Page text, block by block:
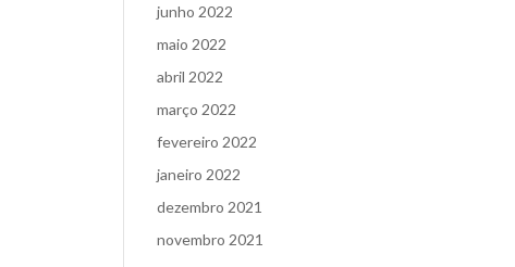
junho 2022
maio 2022
abril 2022
março 2022
fevereiro 2022
janeiro 2022
dezembro 2021
novembro 2021